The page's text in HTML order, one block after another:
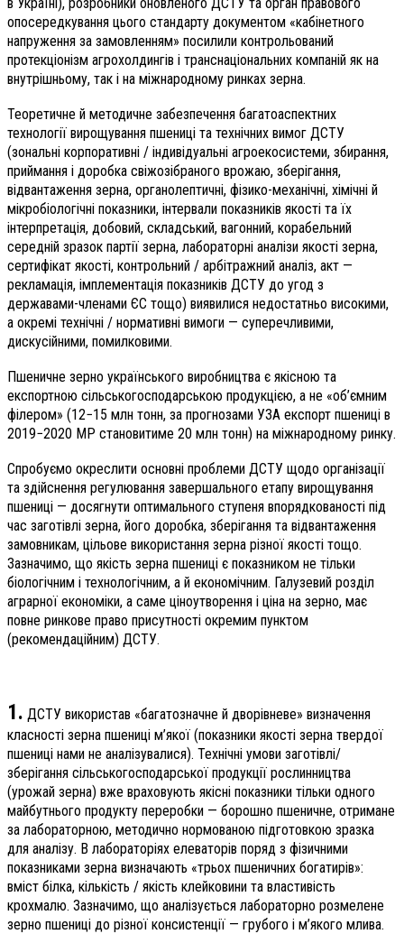
опосередкування цього стандарту документом «кабінетного
напруження за замовленням» посилили контрольований
протекціонізм агрохолдингів і транснаціональних компаній як на
внутрішньому, так і на міжнародному ринках зерна.
Теоретичне й методичне забезпечення багатоаспектних
технології вирощування пшениці та технічних вимог ДСТУ
(зональні корпоративні / індивідуальні агроекосистеми, збирання,
приймання і доробка свіжозібраного врожаю, зберігання,
відвантаження зерна, органолептичні, фізико-механічні, хімічні й
мікробіологічні показники, інтервали показників якості та їх
інтерпретація, добовий, складський, вагонний, корабельний
середній зразок партії зерна, лабораторні аналізи якості зерна,
сертифікат якості, контрольний / арбітражний аналіз, акт —
рекламація, імплементація показників ДСТУ до угод з
державами-членами ЄС тощо) виявилися недостатньо високими,
а окремі технічні / нормативні вимоги — суперечливими,
дискусійними, помилковими.
Пшеничне зерно українського виробництва є якісною та
експортною сільськогосподарською продукцією, а не «об’ємним
філером» (12−15 млн тонн, за прогнозами УЗА експорт пшениці в
2019−2020 МР становитиме 20 млн тонн) на міжнародному ринку.
Спробуємо окреслити основні проблеми ДСТУ щодо організації
та здійснення регулювання завершального етапу вирощування
пшениці — досягнути оптимального ступеня впорядкованості під
час заготівлі зерна, його доробка, зберігання та відвантаження
замовникам, цільове використання зерна різної якості тощо.
Зазначимо, що якість зерна пшениці є показником не тільки
біологічним і технологічним, а й економічним. Галузевий розділ
аграрної економіки, а саме ціноутворення і ціна на зерно, має
повне ринкове право присутності окремим пунктом
(рекомендаційним) ДСТУ.
1. ДСТУ використав «багатозначне й дворівневе» визначення
класності зерна пшениці м’якої (показники якості зерна твердої
пшениці нами не аналізувалися). Технічні умови заготівлі/
зберігання сільськогосподарської продукції рослинництва
(урожай зерна) вже враховують якісні показники тільки одного
майбутнього продукту переробки — борошно пшеничне, отримане
за лабораторною, методично нормованою підготовкою зразка
для аналізу. В лабораторіях елеваторів поряд з фізичними
показниками зерна визначають «трьох пшеничних богатирів»:
вміст білка, кількість / якість клейковини та властивість
крохмалю. Зазначимо, що аналізується лабораторно розмелене
зерно пшениці до різної консистенції — грубого і м’якого млива.